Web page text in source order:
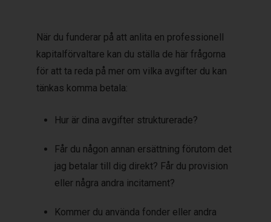
När du funderar på att anlita en professionell
kapitalförvaltare kan du ställa de här frågorna
för att ta reda på mer om vilka avgifter du kan
tänkas komma betala:
Hur är dina avgifter strukturerade?
Får du någon annan ersättning förutom det
jag betalar till dig direkt? Får du provision
eller några andra incitament?
Kommer du använda fonder eller andra